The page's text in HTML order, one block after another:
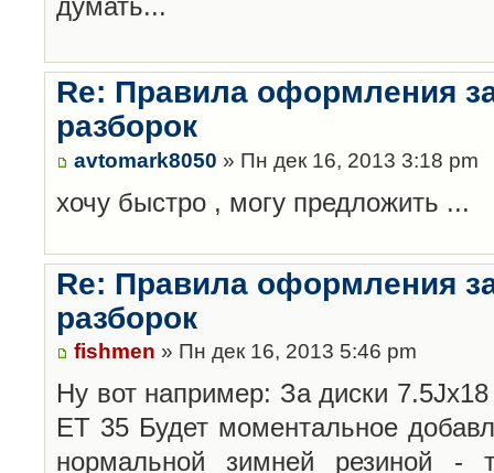
Re: Правила оформления
разборок
avtomark8050 » Пн дек 16, 2013 3:18 pm
хочу быстро , могу предложить ...
Re: Правила оформления
разборок
fishmen » Пн дек 16, 2013 5:46 pm
Ну вот например: За диски
ET 35 Будет моментальное
нормальной зимней резиной